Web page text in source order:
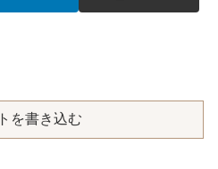
を書き込む